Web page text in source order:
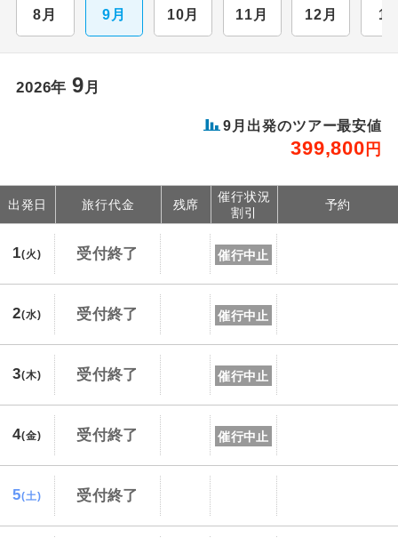
8月 9月 10月 11月 12月 1
2026年 9月
9月出発のツアー最安値
399,800 円
出発日 旅行代金 残席
催行状況
割引
予約
1(火) 受付終了 催行中止
2(水) 受付終了 催行中止
3(木) 受付終了 催行中止
4(金) 受付終了 催行中止
5(土) 受付終了